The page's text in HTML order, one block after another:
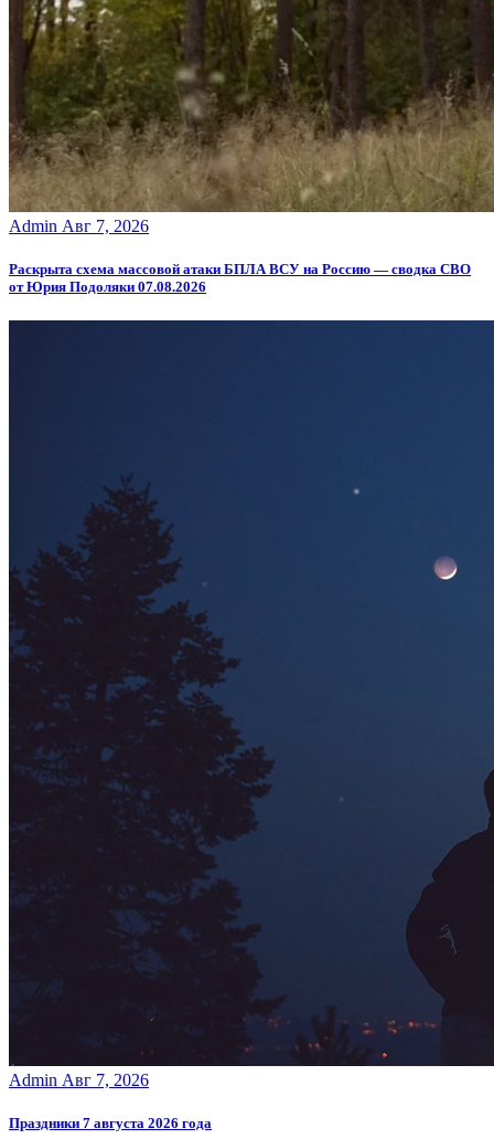
Admin Авг 7, 2026
Раскрыта схема массовой атаки БПЛА ВСУ на Россию — сводка СВО
от Юрия Подоляки 07.08.2026
Admin Авг 7, 2026
Праздники 7 августа 2026 года